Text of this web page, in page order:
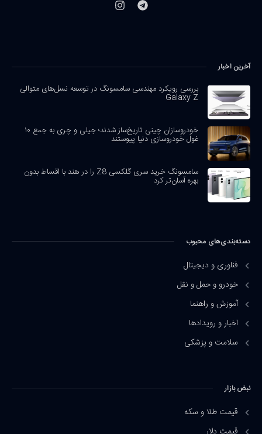
آخرین اخبار
بررسی رویکرد مهندسی سامسونگ در توسعه نسل‌های متوالی
Galaxy Z
خودروسازان چینی تاریخ‌ساز شدند؛ جیلی و چری به جمع ۱۰
غول خودروسازی دنیا پیوستند
سامسونگ خرید سری گلکسی Z8 را در هند با اقساط بدون
بهره آسان‌تر کرد
دسته‌بندی‌های محبوب
فناوری و دیجیتال
خودرو و حمل و نقل
آموزش و راهنما
اخبار و رویدادها
سلامت و پزشکی
نبض بازار
قیمت طلا و سکه